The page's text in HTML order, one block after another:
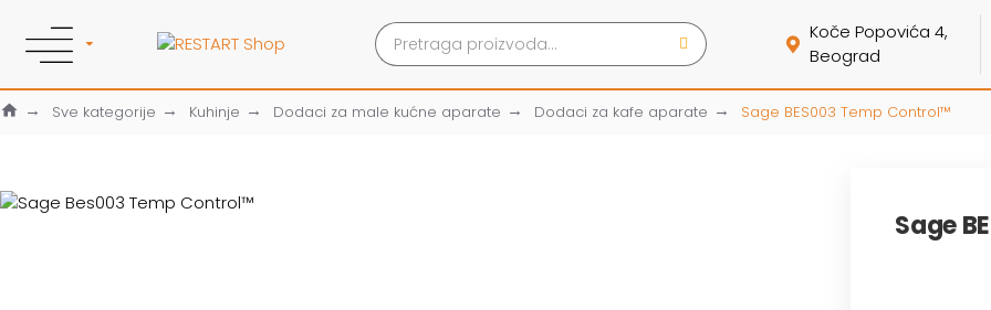
Koče Popovića 4,
Beograd
Sve kategorije Kuhinje Dodaci za male kućne aparate Dodaci za kafe aparate Sage BES003 Temp Control™
Sage